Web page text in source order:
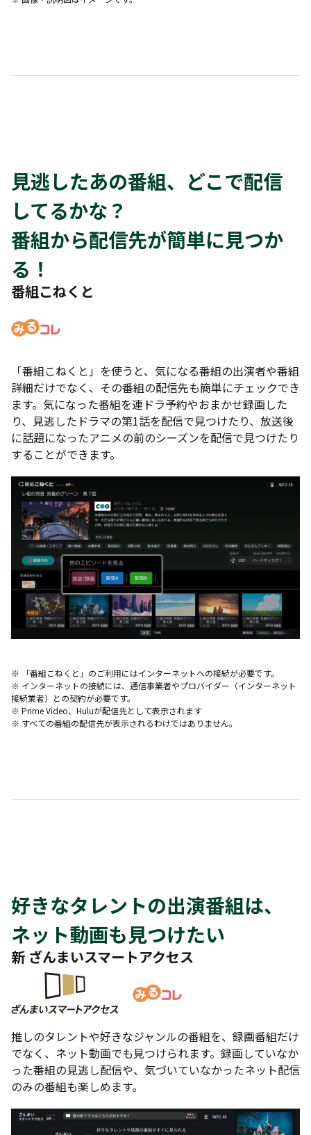
見逃したあの番組、どこで配信
してるかな？
番組から配信先が簡単に見つか
る！
番組こねくと
「番組こねくと」を使うと、気になる番組の出演者や番組
詳細だけでなく、その番組の配信先も簡単にチェックでき
ます。気になった番組を連ドラ予約やおまかせ録画した
り、見逃したドラマの第1話を配信で見つけたり、放送後
に話題になったアニメの前のシーズンを配信で見つけたり
することができます。
※ 「番組こねくと」のご利用にはインターネットへの接続が必要です。
※ インターネットの接続には、通信事業者やプロバイダー（インターネット
接続業者）との契約が必要です。
※ Prime Video、Huluが配信先として表示されます
※ すべての番組の配信先が表示されるわけではありません。
好きなタレントの出演番組は、
ネット動画も見つけたい
新 ざんまいスマートアクセス
推しのタレントや好きなジャンルの番組を、録画番組だけ
でなく、ネット動画でも見つけられます。録画していなか
った番組の見逃し配信や、気づいていなかったネット配信
のみの番組も楽しめます。